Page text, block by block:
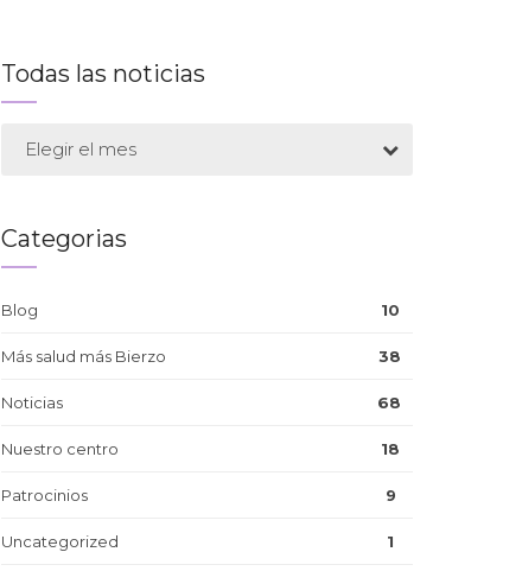
Todas las noticias
Elegir el mes
Categorias
Blog 10
Más salud más Bierzo 38
Noticias 68
Nuestro centro 18
Patrocinios 9
Uncategorized 1